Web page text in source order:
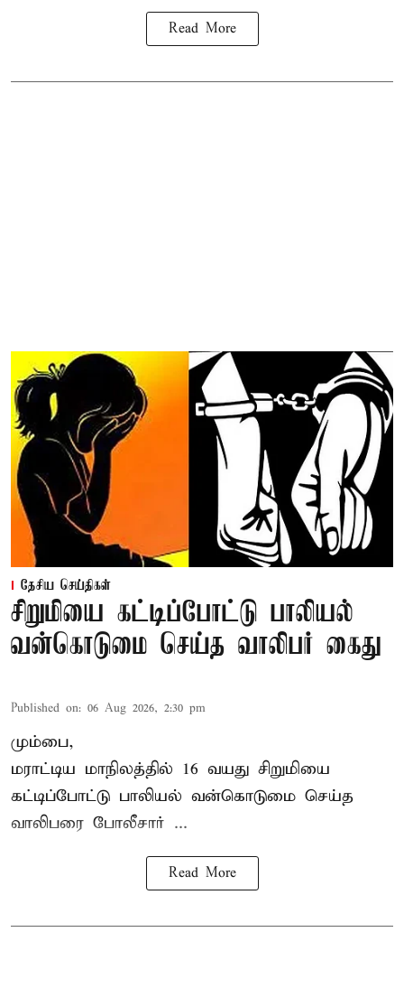
Read More
தேசிய செய்திகள்
சிறுமியை கட்டிப்போட்டு பாலியல்
வன்கொடுமை செய்த வாலிபர் கைது
Published on: 06 Aug 2026, 2:30 pm
மும்பை,
மராட்டிய மாநிலத்தில் 16 வயது சிறுமியை
கட்டிப்போட்டு பாலியல் வன்கொடுமை செய்த
வாலிபரை போலீசார் ...
Read More